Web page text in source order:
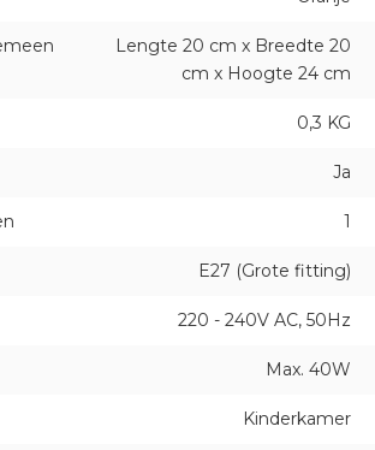
Lengte 20 cm x Breedte 20
cm x Hoogte 24 cm
0,3 KG
Ja
1
E27 (Grote fitting)
220 - 240V AC, 50Hz
Max. 40W
Kinderkamer